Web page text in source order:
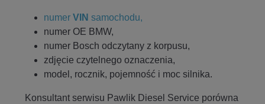
numer VIN samochodu,
numer OE BMW,
numer Bosch odczytany z korpusu,
zdjęcie czytelnego oznaczenia,
model, rocznik, pojemność i moc silnika.
Konsultant serwisu Pawlik Diesel Service porówna